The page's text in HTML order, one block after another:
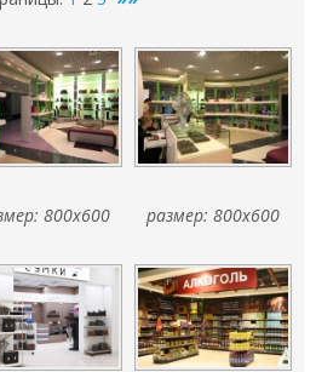
800x600 размер: 800x600